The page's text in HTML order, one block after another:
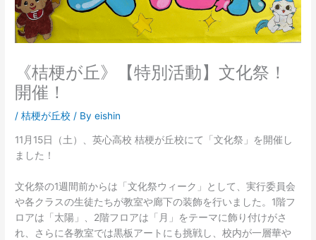
《桔梗が丘》【特別活動】文化祭！
開催！
/桔梗が丘校 / Byeishin
11月15日（土）、英心高校 桔梗が丘校にて「文化祭」を開催し
ました！
文化祭の1週間前からは「文化祭ウィーク」として、実行委員会
や各クラスの生徒たちが教室や廊下の装飾を行いました。1階フ
ロアは「太陽」、2階フロアは「月」をテーマに飾り付けがさ
れ、さらに各教室では黒板アートにも挑戦し、校内が一層華や